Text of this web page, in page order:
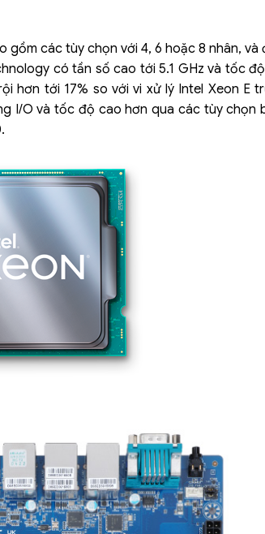
gồm các tùy chọn với 4, 6 hoặc 8 nhân, và
có tần số cao tới 5.1 GHz và tốc
hơn tới 17% so với vi xử lý Intel Xeon E
I/O và tốc độ cao hơn qua các tùy chọn